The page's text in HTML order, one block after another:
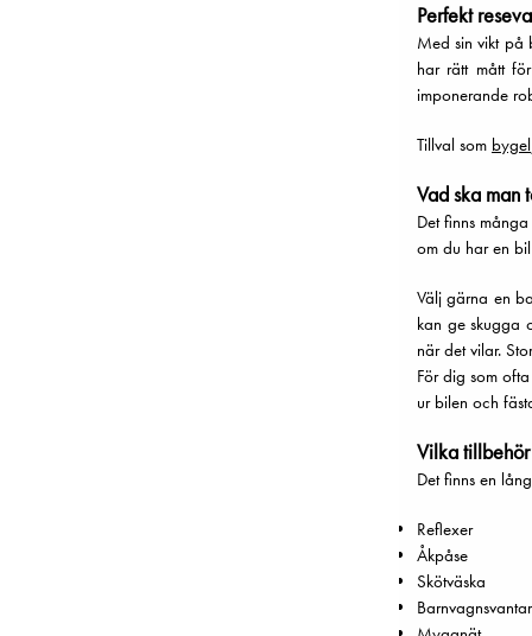
Perfekt
Med sin vikt på
har rätt mått
imponerande
Tillval som bygel
Vad ska man
Det finns
om du har en
Välj gärna en
kan ge skugga
när det vilar.
För dig som
ur bilen och
Vilka
Det finns en
Reflexer
Åkpåse
Skötväska
Barnvagnsvantar